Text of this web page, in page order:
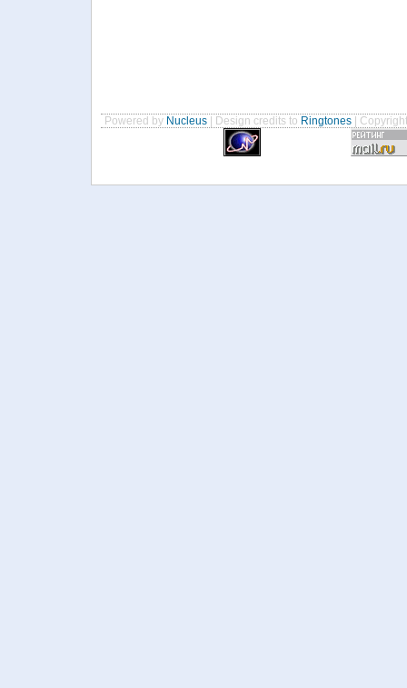
Powered by Nucleus | Design credits to Ringtones |